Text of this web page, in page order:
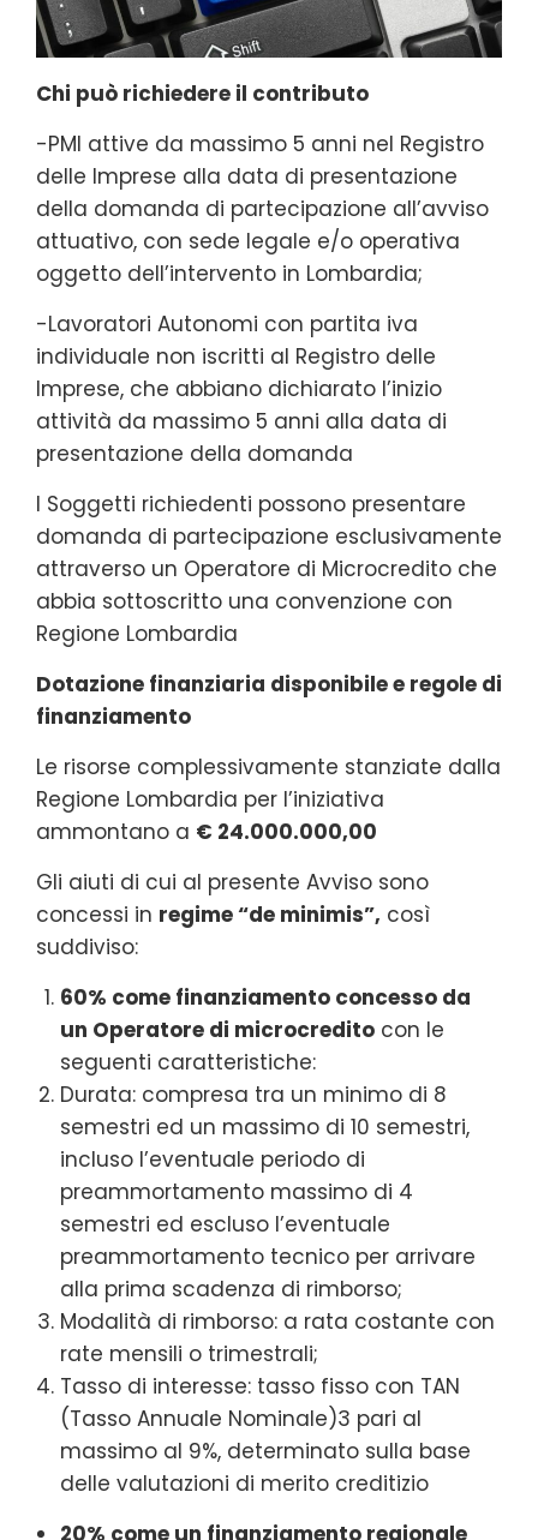
Chi può richiedere il contributo
-PMI attive da massimo 5 anni nel Registro
delle Imprese alla data di presentazione
della domanda di partecipazione all’avviso
attuativo, con sede legale e/o operativa
oggetto dell’intervento in Lombardia;
-Lavoratori Autonomi con partita iva
individuale non iscritti al Registro delle
Imprese, che abbiano dichiarato l’inizio
attività da massimo 5 anni alla data di
presentazione della domanda
I Soggetti richiedenti possono presentare
domanda di partecipazione esclusivamente
attraverso un Operatore di Microcredito che
abbia sottoscritto una convenzione con
Regione Lombardia
Dotazione finanziaria disponibile e regole di
finanziamento
Le risorse complessivamente stanziate dalla
Regione Lombardia per l’iniziativa
ammontano a € 24.000.000,00
Gli aiuti di cui al presente Avviso sono
concessi in regime “de minimis”, così
suddiviso:
60% come finanziamento concesso da
un Operatore di microcredito con le
seguenti caratteristiche:
Durata: compresa tra un minimo di 8
semestri ed un massimo di 10 semestri,
incluso l’eventuale periodo di
preammortamento massimo di 4
semestri ed escluso l’eventuale
preammortamento tecnico per arrivare
alla prima scadenza di rimborso;
Modalità di rimborso: a rata costante con
rate mensili o trimestrali;
Tasso di interesse: tasso fisso con TAN
(Tasso Annuale Nominale)3 pari al
massimo al 9%, determinato sulla base
delle valutazioni di merito creditizio
20% come un finanziamento regionale